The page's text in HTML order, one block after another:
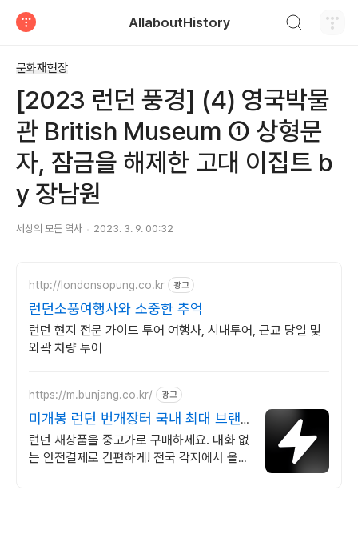
AllaboutHistory
문화재현장
[2023 런던 풍경] (4) 영국박물
관 British Museum ① 상형문
자, 잠금을 해제한 고대 이집트 b
y 장남원
세상의 모든 역사 2023. 3. 9. 00:32
http://londonsopung.co.kr 광고
런던소풍여행사와 소중한 추억
런던 현지 전문 가이드 투어 여행사, 시내투어, 근교 당일 및
외곽 차량 투어
https://m.bunjang.co.kr/ 광고
미개봉 런던 번개장터 국내 최대 브랜
드 중고거래
런던 새상품을 중고가로 구매하세요. 대화 없
는 안전결제로 간편하게! 전국 각지에서 올라